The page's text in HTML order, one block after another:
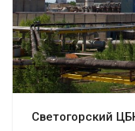
Светогорский